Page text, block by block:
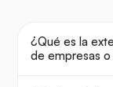
¿Qué es la
de empresas o